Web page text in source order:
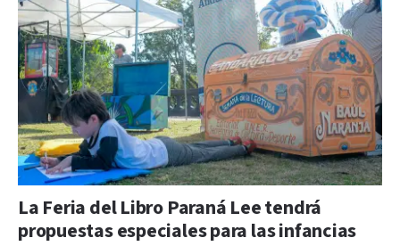
La Feria del Libro Paraná Lee tendrá
propuestas especiales para las infancias